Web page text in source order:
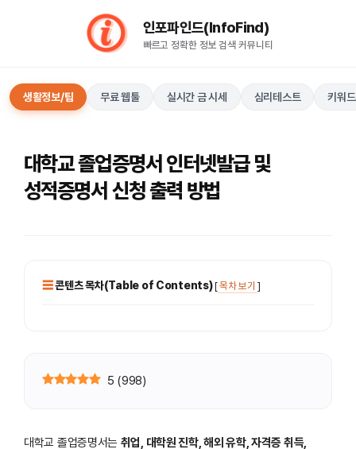
인포파인드(InfoFind)​​​​
빠르고 정확한 정보 검색 커뮤니티
생활정보/팁 무료 웹툴 실시간 금 시세 심리테스트 키워
대학교 졸업증명서 인터넷발급 및
성적증명서 신청 출력 방법
콘텐츠 목차(Table of Contents)[목차 보기 ]
5 (998)
대학교 졸업증명서는 취업, 대학원 진학, 해외 유학, 자격증 취득,